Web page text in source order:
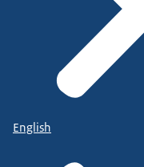
English